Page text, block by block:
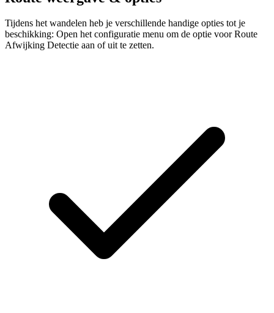
Tijdens het wandelen heb je verschillende handige opties tot je
beschikking: Open het configuratie menu om de optie voor Route
Afwijking Detectie aan of uit te zetten.